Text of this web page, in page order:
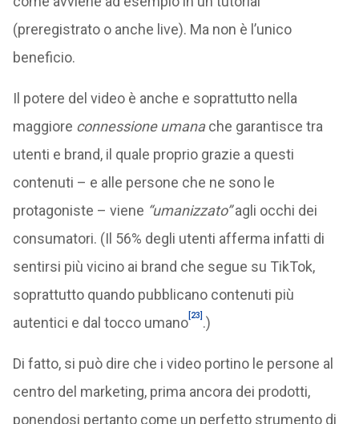
(preregistrato o anche live). Ma non è l’unico
beneficio.
Il potere del video è anche e soprattutto nella
maggiore connessione umanache garantisce tra
utenti e brand, il quale proprio grazie a questi
contenuti – e alle persone che ne sono le
protagoniste – viene “umanizzato”agli occhi dei
consumatori. (Il 56% degli utenti afferma infatti di
sentirsi più vicino ai brand che segue su TikTok,
soprattutto quando pubblicano contenuti più
autentici e dal tocco umano[23] .)
Di fatto, si può dire che i video portino le persone al
centro del marketing, prima ancora dei prodotti,
ponendosi pertanto come un perfetto strumento di